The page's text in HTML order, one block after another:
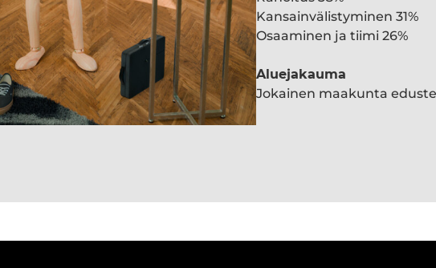
Kansainvälistyminen 31%
Osaaminen ja tiimi 26%
Aluejakauma
Jokainen maakunta